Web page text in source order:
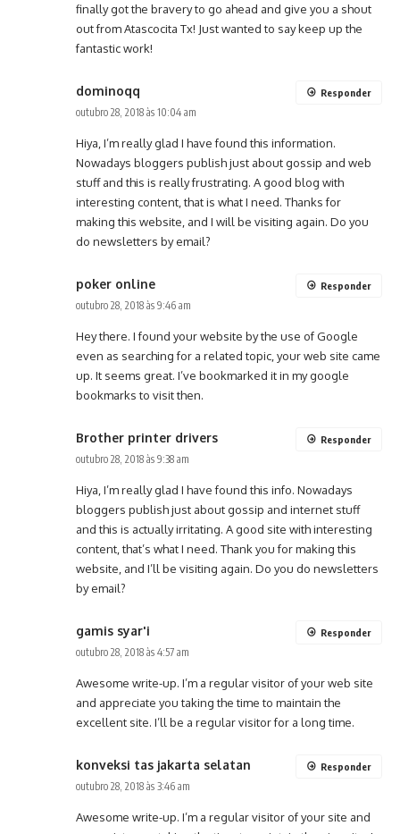
finally got the bravery to go ahead and give you a shout
out from Atascocita Tx! Just wanted to say keep up the
fantastic work!
dominoqq
outubro 28, 2018 às 10:04 am
Hiya, I’m really glad I have found this information.
Nowadays bloggers publish just about gossip and web
stuff and this is really frustrating. A good blog with
interesting content, that is what I need. Thanks for
making this website, and I will be visiting again. Do you
do newsletters by email?
Responder
poker online
outubro 28, 2018 às 9:46 am
Hey there. I found your website by the use of Google
even as searching for a related topic, your web site came
up. It seems great. I’ve bookmarked it in my google
bookmarks to visit then.
Responder
Brother printer drivers
outubro 28, 2018 às 9:38 am
Hiya, I’m really glad I have found this info. Nowadays
bloggers publish just about gossip and internet stuff
and this is actually irritating. A good site with interesting
content, that’s what I need. Thank you for making this
website, and I’ll be visiting again. Do you do newsletters
by email?
Responder
gamis syar'i
outubro 28, 2018 às 4:57 am
Awesome write-up. I’m a regular visitor of your web site
and appreciate you taking the time to maintain the
excellent site. I’ll be a regular visitor for a long time.
Responder
konveksi tas jakarta selatan
outubro 28, 2018 às 3:46 am
Awesome write-up. I’m a regular visitor of your site and
Responder